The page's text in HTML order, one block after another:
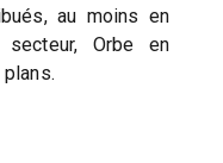
au moins en
Orbe en